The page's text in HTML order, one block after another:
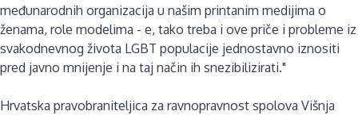
međunarodnih organizacija u našim printanim medijima o
ženama, role modelima - e, tako treba i ove priče i probleme iz
svakodnevnog života LGBT populacije jednostavno iznositi
pred javno mnijenje i na taj način ih snezibilizirati."
Hrvatska pravobraniteljica za ravnopravnost spolova Višnja